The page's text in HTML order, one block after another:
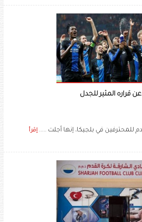
قراره المثير للجدل
للمحترفين في بلجيكا، إنها أجلت ..... إقرأ